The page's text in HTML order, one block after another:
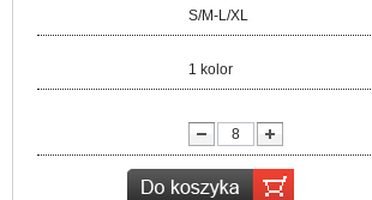
S/M-L/XL
1 kolor